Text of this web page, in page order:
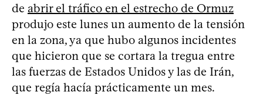
de abrir el tráfico en el estrecho de Ormuz
produjo este lunes un aumento de la tensión
en la zona, ya que hubo algunos incidentes
que hicieron que se cortara la tregua entre
las fuerzas de Estados Unidos y las de Irán,
que regía hacía prácticamente un mes.